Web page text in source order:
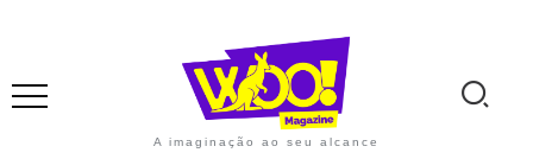
A imaginação ao seu alcance